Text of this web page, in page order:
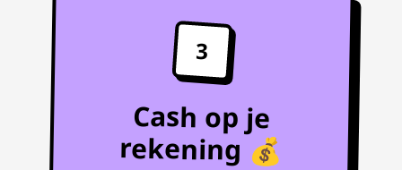
3
Cash op je
rekening 💰